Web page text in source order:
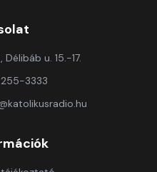
u. 15.-17.
255-3333